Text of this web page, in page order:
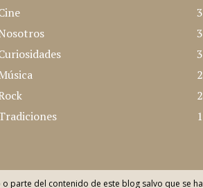
del contenido de este blog salvo que se